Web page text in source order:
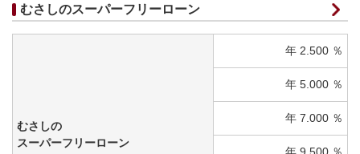
むさしのスーパーフリーローン
むさしの
スーパーフリーローン
年 2.500 ％
年 5.000 ％
年 7.000 ％